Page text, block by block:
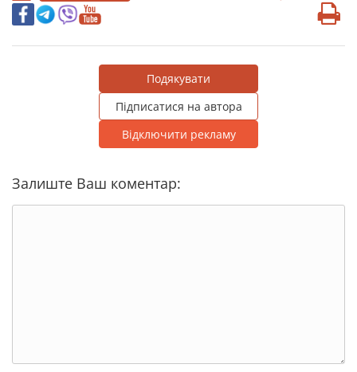
Подякувати
Підписатися на автора
Відключити рекламу
Залиште Ваш коментар: